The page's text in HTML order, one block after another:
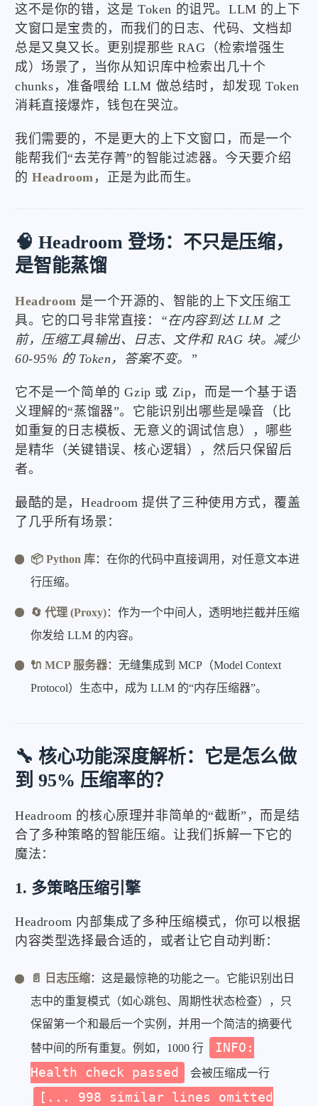
这不是你的错，这是 Token 的诅咒。LLM 的上下
文窗口是宝贵的，而我们的日志、代码、文档却
总是又臭又长。更别提那些 RAG（检索增强生
成）场景了，当你从知识库中检索出几十个
chunks，准备喂给 LLM 做总结时，却发现 Token
消耗直接爆炸，钱包在哭泣。
我们需要的，不是更大的上下文窗口，而是一个
能帮我们“去芜存菁”的智能过滤器。今天要介绍
的Headroom ，正是为此而生。
🧠 Headroom 登场：不只是压缩，
是智能蒸馏
Headroom 是一个开源的、智能的上下文压缩工
具。它的口号非常直接：
“在内容到达 LLM 之
前，压缩工具输出、日志、文件和 RAG 块。减少
60-95% 的 Token，答案不变。”
它不是一个简单的 Gzip 或 Zip，而是一个基于语
义理解的“蒸馏器”。它能识别出哪些是噪音（比
如重复的日志模板、无意义的调试信息），哪些
是精华（关键错误、核心逻辑），然后只保留后
者。
最酷的是，Headroom 提供了三种使用方式，覆盖
了几乎所有场景：
📦 Python 库：在你的代码中直接调用，对任意文本进
行压缩。
🔄 代理 (Proxy)：作为一个中间人，透明地拦截并压缩
你发给 LLM 的内容。
🔌 MCP 服务器：无缝集成到 MCP（Model Context
Protocol）生态中，成为 LLM 的“内存压缩器”。
🔧 核心功能深度解析：它是怎么做
到 95% 压缩率的？
Headroom 的核心原理并非简单的“截断”，而是结
合了多种策略的智能压缩。让我们拆解一下它的
魔法：
1. 多策略压缩引擎
Headroom 内部集成了多种压缩模式，你可以根据
内容类型选择最合适的，或者让它自动判断：
📄 日志压缩：这是最惊艳的功能之一。它能识别出日
志中的重复模式（如心跳包、周期性状态检查），只
保留第一个和最后一个实例，并用一个简洁的摘要代
替中间的所有重复。例如，1000 行
INFO:
Health check passed
会被压缩成一行
[... 998 similar lines omitted